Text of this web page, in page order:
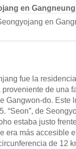
en Gangneung
fue la
de una
Gangwon-do. Este
“Seon”, de
estaba justo
era más accesible
de 12